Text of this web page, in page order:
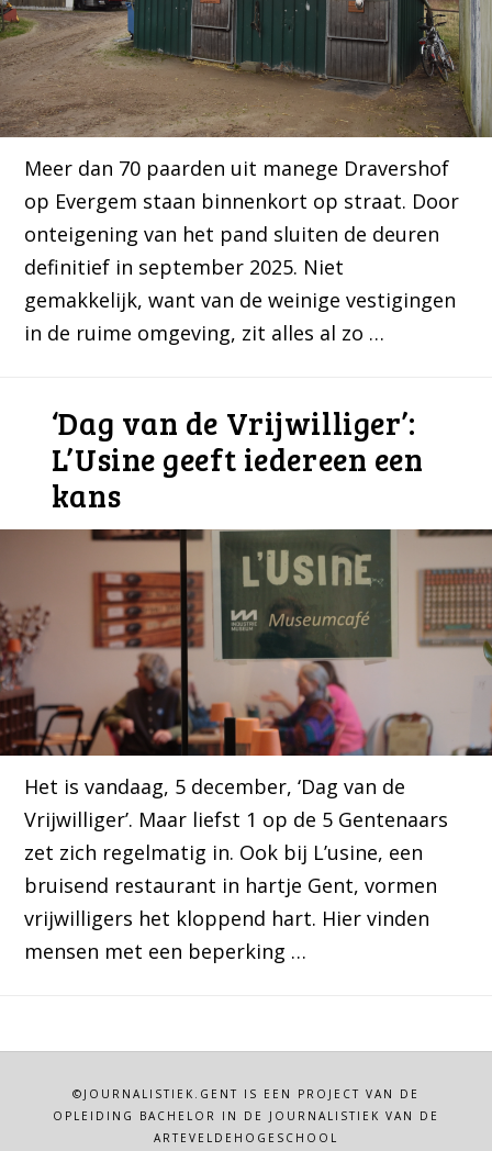
Meer dan 70 paarden uit manege Dravershof
op Evergem staan binnenkort op straat. Door
onteigening van het pand sluiten de deuren
definitief in september 2025. Niet
gemakkelijk, want van de weinige vestigingen
in de ruime omgeving, zit alles al zo …
‘Dag van de Vrijwilliger’:
L’Usine geeft iedereen een
kans
Het is vandaag, 5 december, ‘Dag van de
Vrijwilliger’. Maar liefst 1 op de 5 Gentenaars
zet zich regelmatig in. Ook bij L’usine, een
bruisend restaurant in hartje Gent, vormen
vrijwilligers het kloppend hart. Hier vinden
mensen met een beperking …
©JOURNALISTIEK.GENT IS EEN PROJECT VAN DE
OPLEIDING BACHELOR IN DE JOURNALISTIEK VAN DE
ARTEVELDEHOGESCHOOL